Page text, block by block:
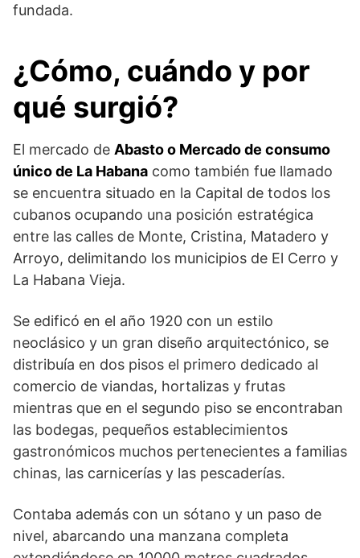
fundada.
¿Cómo, cuándo y por
qué surgió?
El mercado de Abasto o Mercado de consumo
único de La Habana como también fue llamado
se encuentra situado en la Capital de todos los
cubanos ocupando una posición estratégica
entre las calles de Monte, Cristina, Matadero y
Arroyo, delimitando los municipios de El Cerro y
La Habana Vieja.
Se edificó en el año 1920 con un estilo
neoclásico y un gran diseño arquitectónico, se
distribuía en dos pisos el primero dedicado al
comercio de viandas, hortalizas y frutas
mientras que en el segundo piso se encontraban
las bodegas, pequeños establecimientos
gastronómicos muchos pertenecientes a familias
chinas, las carnicerías y las pescaderías.
Contaba además con un sótano y un paso de
nivel, abarcando una manzana completa